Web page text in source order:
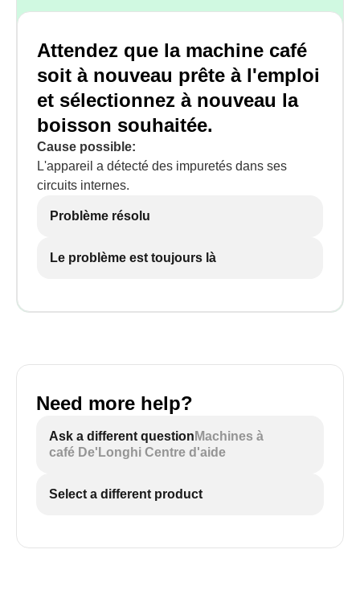
Attendez que la machine café
soit à nouveau prête à l'emploi
et sélectionnez à nouveau la
boisson souhaitée.
Cause possible:
L'appareil a détecté des impuretés dans ses
circuits internes.
Problème résolu
Le problème est toujours là
Need more help?
Ask a different question Machines à
café De'Longhi Centre d'aide
Select a different product